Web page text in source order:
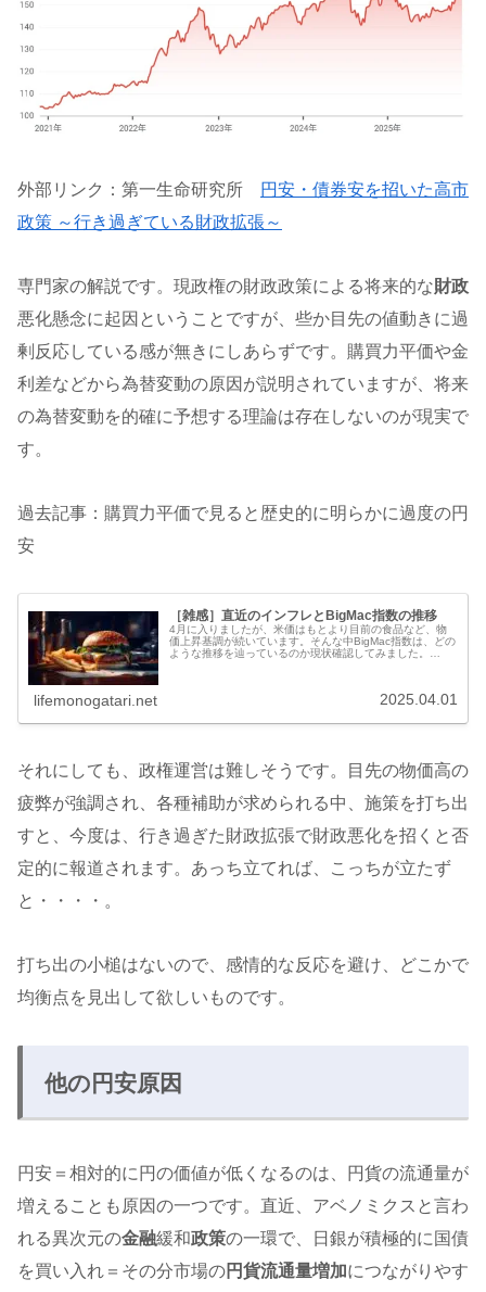
外部リンク：第一生命研究所
円安・債券安を招いた高市
政策 ～行き過ぎている財政拡張～
専門家の解説です。現政権の財政政策による将来的な財政
悪化懸念に起因ということですが、些か目先の値動きに過
剰反応している感が無きにしあらずです。購買力平価や金
利差などから為替変動の原因が説明されていますが、将来
の為替変動を的確に予想する理論は存在しないのが現実で
す。
過去記事：購買力平価で見ると歴史的に明らかに過度の円
安
［雑感］直近のインフレとBigMac指数の推移
4月に入りましたが、米価はもとより目前の食品など、物
価上昇基調が続いています。そんな中BigMac指数は、どの
ような推移を辿っているのか現状確認してみました。
lifemonogatari.net 2025.04.01
それにしても、政権運営は難しそうです。目先の物価高の
疲弊が強調され、各種補助が求められる中、施策を打ち出
すと、今度は、行き過ぎた財政拡張で財政悪化を招くと否
定的に報道されます。あっち立てれば、こっちが立たず
と・・・・。
打ち出の小槌はないので、感情的な反応を避け、どこかで
均衡点を見出して欲しいものです。
他の円安原因
円安＝相対的に円の価値が低くなるのは、円貨の流通量が
増えることも原因の一つです。直近、アベノミクスと言わ
れる異次元の金融緩和政策の一環で、日銀が積極的に国債
を買い入れ＝その分市場の円貨流通量増加につながりやす